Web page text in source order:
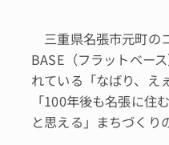
三重県名張市元町の
BASE（フラットベー
れている「なばり、え
「100年後も名張に住
と思える」まちづくり